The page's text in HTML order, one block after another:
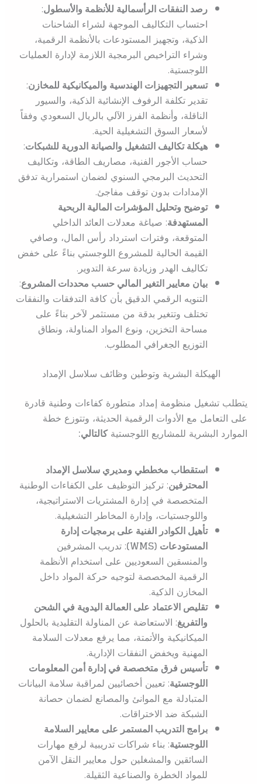
رصد النفقات الرأسمالية للأنظمة والأسطول:
احتساب التكاليف الموجهة لشراء الشاحنات
الذكية، وتجهيز المستودعات بالأنظمة الرقمية،
وشراء التراخيص البرمجية اللازمة لإدارة العمليات
اللوجستية.
تسعير التجهيزات الهندسية والميكانيكية للمخازن:
تقدير تكلفة الرفوف الإنشائية الذكية، والسيور
الناقلة، وأنظمة الفرز الآلي بالريال السعودي وفقاً
لأسعار السوق التشغيلية الحية.
هيكلة تكاليف التشغيل والصيانة الدورية للشبكات:
حساب الأجور الفنية، مصاريف الطاقة، وتكاليف
التحديث البرمجي السنوي لضمان استمرارية تدفق
الإمدادات بدون توقف مفاجئ.
توضيح وتحليل المؤشرات المالية الربحية
المستهدفة: صياغة معدلات العائد الداخلي
المتوقعة، وفترات استرداد رأس المال، وصافي
القيمة الحالية للمشروع اللوجستي بناءً على خفض
تكاليف الهدر وزيادة سرعة التدوير.
بيان معايير التغير المالي حسب محددات المشروع:
التنويه الرقمي الدقيق بأن كافة التدفقات والنفقات
تختلف وتتغير بدقة من مستثمر لآخر بناءً على
مساحة التخزين، ونوع المواد المناولة، ونطاق
التوزيع الجغرافي المطلوب.
الهيكلة البشرية وتوطين وظائف سلاسل الإمداد
يتطلب تشغيل منظومة إمداد متطورة كفاءات وطنية قادرة
على التعامل مع الأدوات الرقمية الحديثة، وتتوزع خطة
الموارد البشرية للمشاريع اللوجستيةكالتالي:
استقطاب مخططي ومديري سلاسل الإمداد
المحترفين: تركيز التوظيف على الكفاءات الوطنية
المتخصصة في إدارة المشتريات الاستراتيجية،
واللوجستيات، وإدارة المخاطر التشغيلية.
تأهيل الكوادر الفنية على برمجيات إدارة
المستودعات (WMS)
: تدريب المشرفين
والمنسقين السعوديين على استخدام الأنظمة
الرقمية المخصصة لتوجيه حركة المواد داخل
المخازن الذكية.
تقليص الاعتماد على العمالة اليدوية في الشحن
والتفريغ: الاستعاضة عن المناولة التقليدية بالحلول
الميكانيكية والأتمتة، مما يرفع معدلات السلامة
المهنية ويخفض النفقات الإدارية.
تأسيس فرق متخصصة في إدارة أمن المعلومات
اللوجستية: تعيين أخصائيين لمراقبة سلامة البيانات
المتبادلة مع الموانئ والمصانع لضمان حصانة
الشبكة ضد الاختراقات.
برامج التدريب المستمر على معايير السلامة
اللوجستية: بناء شراكات تدريبية لرفع مهارات
السائقين والمشغلين حول معايير النقل الآمن
للمواد الخطرة والصناعية الثقيلة.